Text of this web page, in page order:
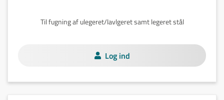
Til fugning af ulegeret/lavlgeret samt legeret stål
Log ind